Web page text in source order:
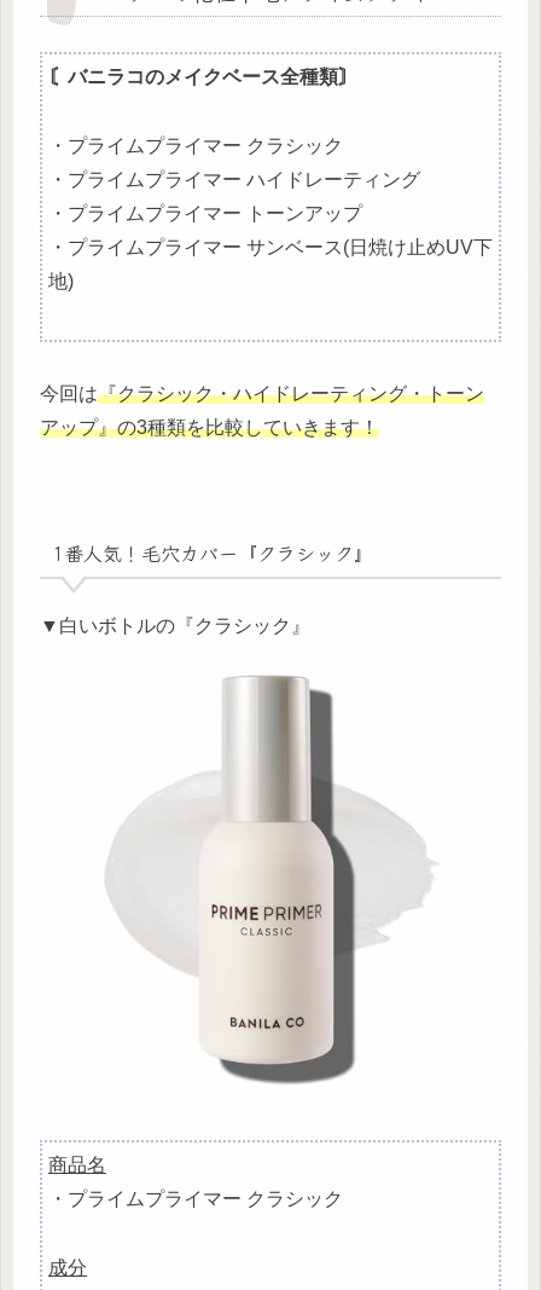
〘バニラコのメイクベース全種類〙
・プライムプライマー クラシック
・プライムプライマー ハイドレーティング
・プライムプライマー トーンアップ
・プライムプライマー サンベース(日焼け止めUV下
地)
今回は『クラシック・ハイドレーティング・トーン
アップ』の3種類を比較していきます！
1番人気！毛穴カバー『クラシック』
▼白いボトルの『クラシック』
商品名
・プライムプライマー クラシック
成分